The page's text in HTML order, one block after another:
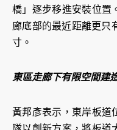
橋」逐步移進安裝位置
廊底部的最近距離更只
寸。
東區走廊下有限空間建
黃邦彥表示，東岸板道